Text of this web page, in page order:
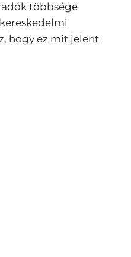
többsége
hogy ez mit jelent